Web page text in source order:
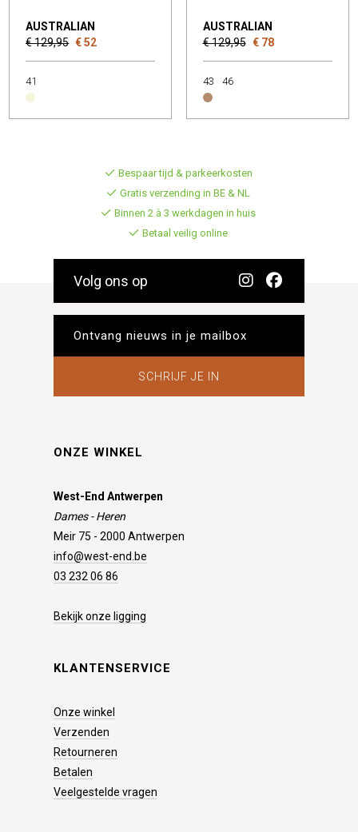
AUSTRALIAN
€ 129,95 € 52
41
AUSTRALIAN
€ 129,95 € 78
43 46
Bespaar tijd & parkeerkosten
Gratis verzending in BE & NL
Binnen 2 à 3 werkdagen in huis
Betaal veilig online
Volg ons op
SCHRIJF JE IN
ONZE WINKEL
West-End Antwerpen
Dames - Heren
Meir 75 - 2000 Antwerpen
info@west-end.be
03 232 06 86
Bekijk onze ligging
KLANTENSERVICE
Onze winkel
Verzenden
Retourneren
Betalen
Veelgestelde vragen